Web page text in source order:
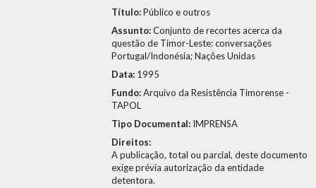
Título:Público e outros
Assunto:Conjunto de recortes acerca da
questão de Timor-Leste: conversações
Portugal/Indonésia; Nações Unidas
Data: 1995
Fundo:Arquivo da Resistência Timorense -
TAPOL
Tipo Documental: IMPRENSA
Direitos:
A publicação, total ou parcial, deste documento
exige prévia autorização da entidade
detentora.